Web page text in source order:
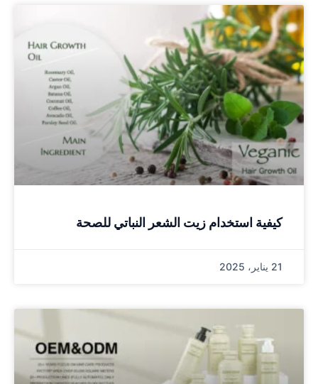
كيفية استخدام زيت الشعر النباتي للصحة
21 يناير، 2025